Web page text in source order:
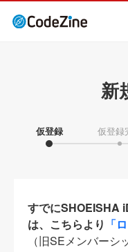
新
仮登録 仮登録
すでにSHOEISHA
は、こちらより 「
（旧SEメンバーシ